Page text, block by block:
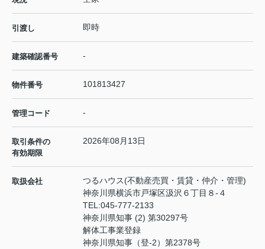
引渡し 即時
建築確認番号 -
物件番号 101813427
管理コード -
取引条件の
有効期限
2026年08月13日
取扱会社
つるハウス(不動産売買・賃貸・仲介・管理)
神奈川県横浜市戸塚区汲沢６丁目８-４
TEL:045-777-2133
神奈川県知事 (2) 第30297号
解体工事業登録
神奈川県知事（登‐2）第2378号